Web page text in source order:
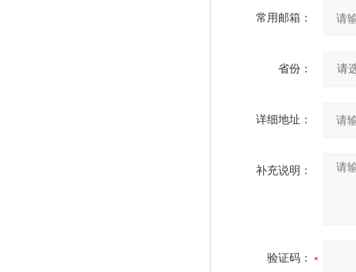
常用邮箱：
省份：
详细地址：
补充说明：
验证码：